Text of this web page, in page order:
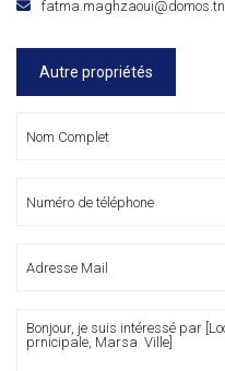
fatma.maghzaoui@domos.tn
Autre propriétés